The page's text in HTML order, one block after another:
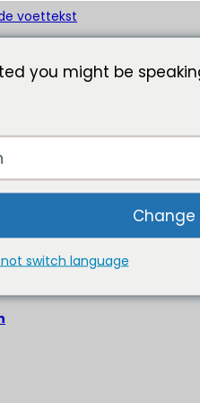
voettekst
you might be
switch language